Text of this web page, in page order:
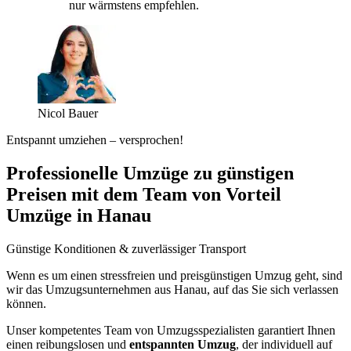
nur wärmstens empfehlen.
Nicol Bauer
Entspannt umziehen – versprochen!
Professionelle Umzüge zu günstigen
Preisen mit dem Team von Vorteil
Umzüge in Hanau
Günstige Konditionen & zuverlässiger Transport
Wenn es um einen stressfreien und preisgünstigen Umzug geht, sind
wir das Umzugsunternehmen aus Hanau, auf das Sie sich verlassen
können.
Unser kompetentes Team von Umzugsspezialisten garantiert Ihnen
einen reibungslosen und entspannten Umzug, der individuell auf